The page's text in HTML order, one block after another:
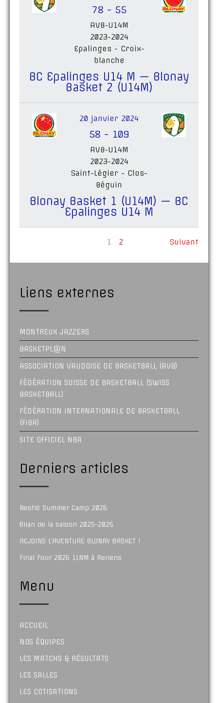
78 - 55
AVB-U14M
2023-2024
Epalinges - Croix-
blanche
BC Epalinges U14 M — Blonay
Basket 2 (U14M)
20 janvier 2024
58 - 109
AVB-U14M
2023-2024
Saint-Légier - Clos-
Béguin
Blonay Basket 1 (U14M) — BC
Epalinges U14 M
1 2 Suivant
Liens externes
MONTREUX JAZZERS
BASKETPL@N
ASSOCIATION VAUDOISE DE BASKETBALL (AVB)
FÉDÉRATION SUISSE DE BASKETBALL (SWISS
BASKETBALL)
FÉDÉRATION INTERNATIONALE DE BASKETBALL
(FIBA)
SITE OFFICIEL NBA
Derniers articles
Nestlé Summer Camp 2026
Bilan de la saison 2025-2026
REJOINS L’AVENTURE BLONAY BASKET !
Final Four 2026 1LNM à Renens
Menu
ACCUEIL
NOS ÉQUIPES
LES MATCHS & RÉSULTATS
LES SALLES
LES COTISATIONS